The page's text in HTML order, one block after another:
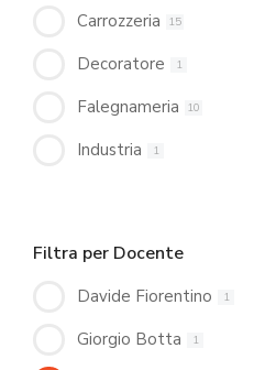
Carrozzeria 15
Decoratore 1
Falegnameria 10
Industria 1
Filtra per Docente
Davide Fiorentino 1
Giorgio Botta 1